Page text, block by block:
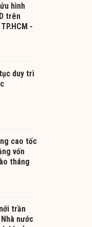
hình
trên
-
duy trì
cao tốc
vốn
tháng
trần
nước